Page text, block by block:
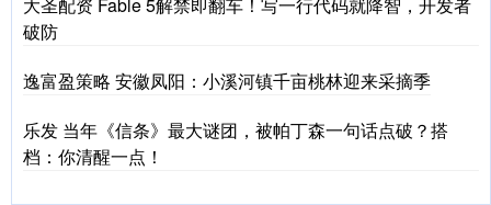
破防
逸富盈策略 安徽凤阳：小溪河镇千亩桃林迎来采摘季
乐发 当年《信条》最大谜团，被帕丁森一句话点破？搭
档：你清醒一点！